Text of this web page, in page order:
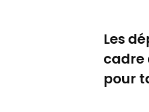
Les
cadre
pour